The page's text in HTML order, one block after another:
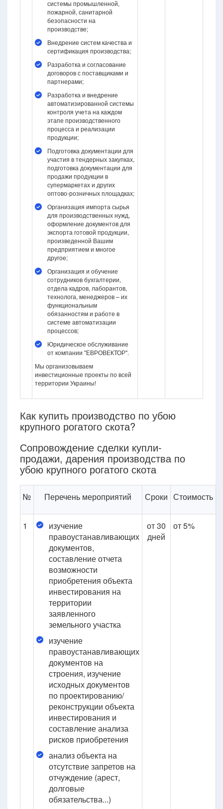
системы промышленной,
пожарной, санитарной
безопасности на
производстве;
Внедрение систем качества и
сертификация производства;
Разработка и согласование
договоров с поставщиками и
партнерами;
Разработка и внедрение
автоматизированной системы
контроля учета на каждом
этапе производственного
процесса и реализации
продукции;
Подготовка документации для
участия в тендерных закупках,
подготовка документации для
продажи продукции в
супермаркетах и других
оптово-розничных площадках;
Организация импорта сырья
для производственных нужд,
оформление документов для
экспорта готовой продукции,
произведенной Вашим
предприятием и многое
другое;
Организация и обучение
сотрудников бухгалтерии,
отдела кадров, лаборантов,
технолога, менеджеров – их
функциональным
обязанностям и работе в
системе автоматизации
процессов;
Юридическое обслуживание
от компании "ЕВРОВЕКТОР".
Мы организовываем
инвестиционные проекты по всей
территории Украины!
Как купить производство по убою
крупного рогатого скота?
Сопровождение сделки купли-
продажи, дарения производства по
убою крупного рогатого скота
№ Перечень мероприятий Сроки Стоимость
1
изучение
правоустанавливающих
документов,
составление отчета
возможности
приобретения объекта
инвестирования на
территории
заявленного
земельного участка
изучение
правоустанавливающих
документов на
строения, изучение
исходных документов
по проектированию/
реконструкции объекта
инвестирования и
составление анализа
рисков приобретения
анализ объекта на
отсутствие запретов на
отчуждение (арест,
долговые
обязательства...)
от 30
дней
от 5%